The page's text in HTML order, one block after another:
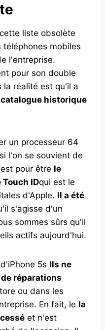
liste obsolète
téléphones mobiles
l'entreprise.
pour son double
réalité est qu'il a
historique
un processeur 64
l'on se souvient de
pour être le
IDqui est le
d'Apple. Il a été
s'agisse d'un
sommes sûrs qu'il
actifs aujourd'hui.
5s Ils ne
réparations
ou dans les
En fait, le la
et n'est